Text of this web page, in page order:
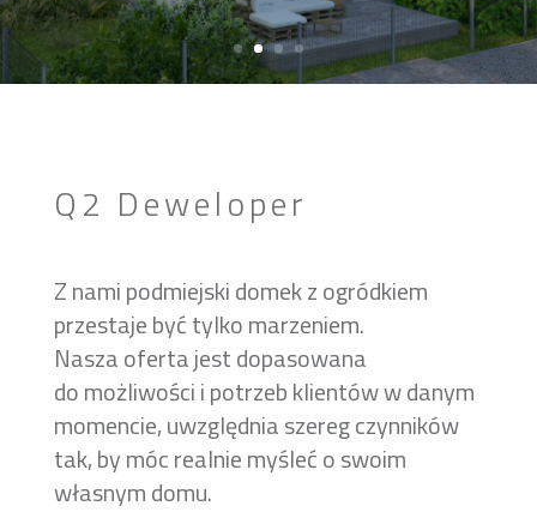
Q2 Deweloper
Z nami podmiejski domek z ogródkiem
przestaje być tylko marzeniem.
Nasza oferta jest dopasowana
do możliwości i potrzeb klientów w danym
momencie, uwzględnia szereg czynników
tak, by móc realnie myśleć o swoim
własnym domu.